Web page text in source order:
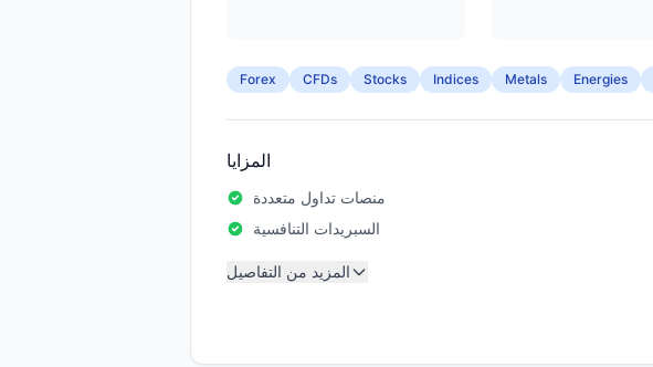
Forex CFDs Stocks Indices Metals Energies
المزايا
منصات تداول متعددة
السبريدات التنافسية
المزيد من التفاصيل